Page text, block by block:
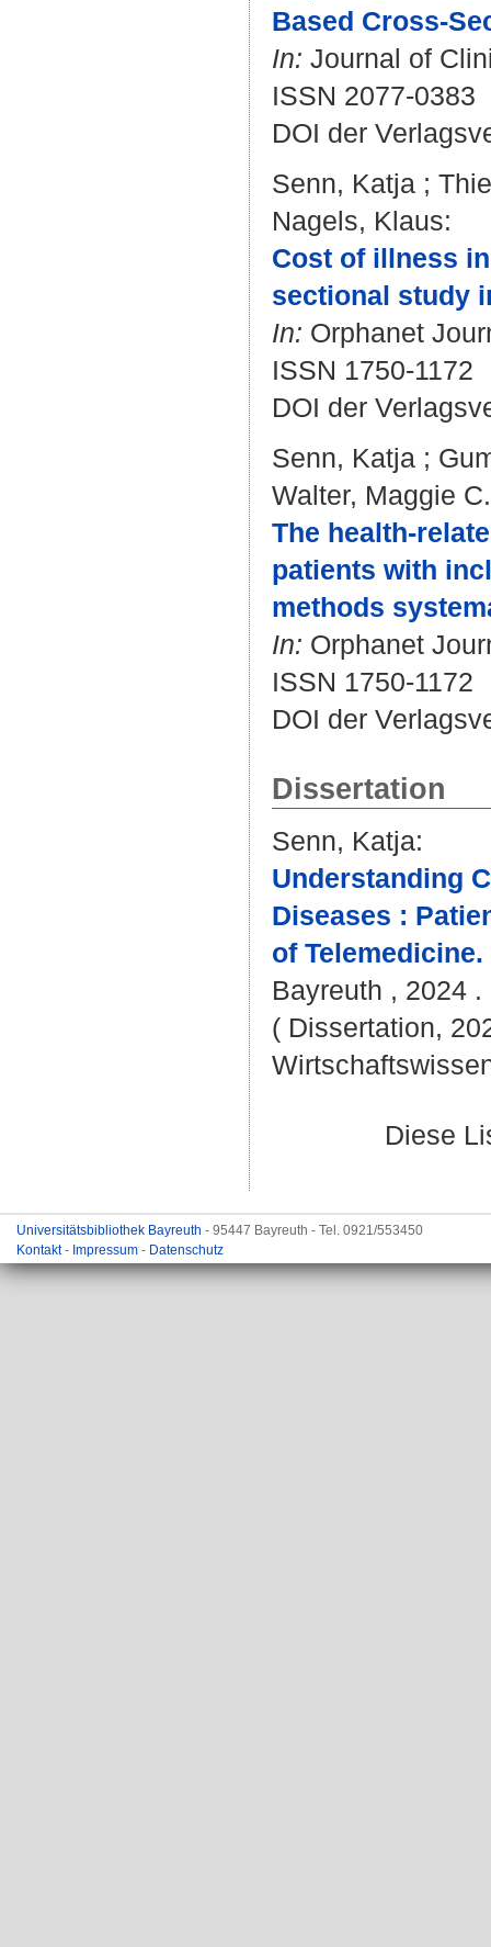
Based Cross-
In: Journal of
ISSN 2077-0383
DOI der
Senn, Katja ;
Nagels, Klaus:
Cost of illness
sectional study
In: Orphanet
ISSN 1750-1172
DOI der
Senn, Katja ;
Walter, Maggie C.
The health-
patients with
methods
In: Orphanet
ISSN 1750-1172
DOI der
Dissertation
Senn, Katja:
Understanding
Diseases :
of Telemedicine.
Bayreuth , 2024
( Dissertation,
Diese
Universitätsbibliothek Bayreuth - 95447 Bayreuth - Tel. 0921/553450
Kontakt- Impressum - Datenschutz